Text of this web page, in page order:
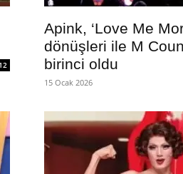
Apink, ‘Love Me
dönüşleri ile M
birinci oldu
15 Ocak 2026